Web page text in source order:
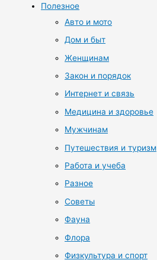
Полезное
Авто и мото
Дом и быт
Женщинам
Закон и порядок
Интернет и связь
Медицина и здоровье
Мужчинам
Путешествия и туризм
Работа и учеба
Разное
Советы
Фауна
Флора
Физкультура и спорт